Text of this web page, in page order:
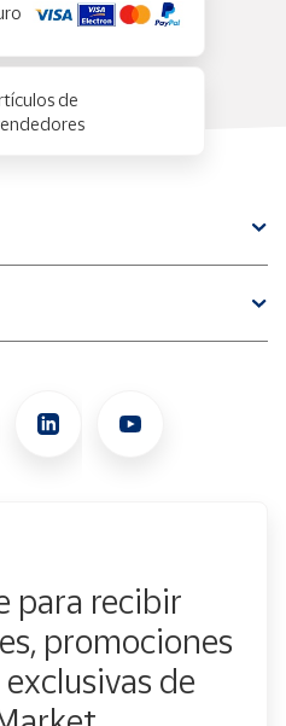
de
para recibir
promociones
de